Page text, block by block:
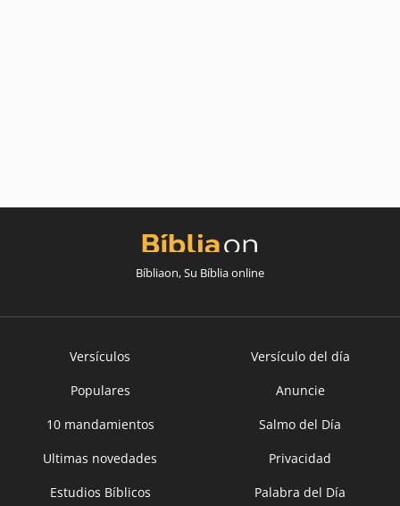
Bíbliaon, Su Bíblia online
Versículos
Versículo del día
Populares
Anuncie
10 mandamientos
Salmo del Día
Ultimas novedades
Privacidad
Estudios Bíblicos
Palabra del Día